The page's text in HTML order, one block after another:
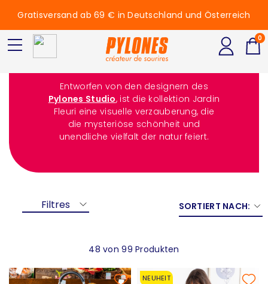
Jardin fleuri
Entworfen von den designern des
Pylones Studio, ist die kollektion Jardin
Fleuri eine visuelle verzauberung, die
die mysteriöse schönheit und
unendliche vielfalt der natur feiert.
Filtres SORTIERT NACH:
48 von 99 Produkten
NEUHEIT
Gratisversand ab 69 € in Deutschland und Österreich
0